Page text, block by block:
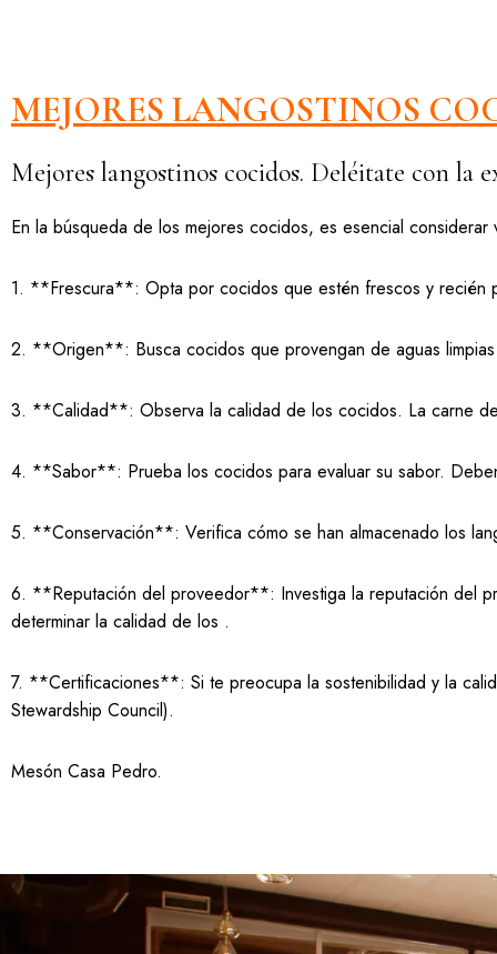
MEJORES LANGOSTINOS
Mejores langostinos cocidos. Deléitate con la
En la búsqueda de los mejores cocidos, es esencial
1. **Frescura**: Opta por cocidos que estén frescos y recién
2. **Origen**: Busca cocidos que provengan de aguas
3. **Calidad**: Observa la calidad de los cocidos. La carne
4. **Sabor**: Prueba los cocidos para evaluar su sabor.
5. **Conservación**: Verifica cómo se han almacenado los
6. **Reputación del proveedor**: Investiga la reputación del
determinar la calidad de los .
7. **Certificaciones**: Si te preocupa la sostenibilidad y la
Stewardship Council).
Mesón Casa Pedro.